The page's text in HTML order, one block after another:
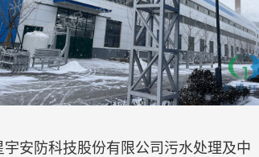
宇安防科技股份有限公司污水处理及中